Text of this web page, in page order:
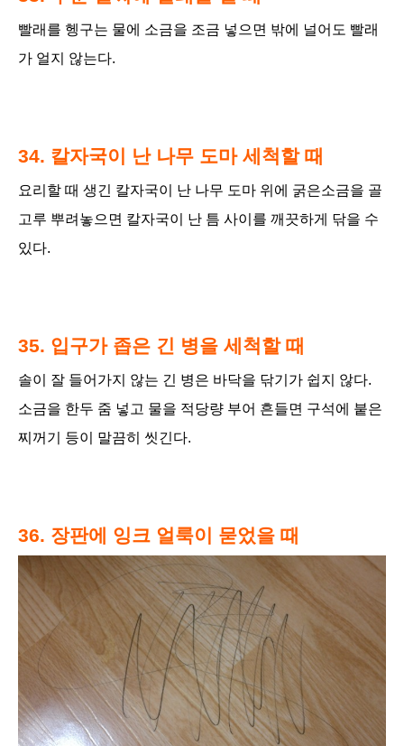
빨래를 헹구는 물에 소금을 조금 넣으면 밖에 널어도 빨래
가 얼지 않는다.
34. 칼자국이 난 나무 도마 세척할 때
요리할 때 생긴 칼자국이 난 나무 도마 위에 굵은소금을 골
고루 뿌려놓으면 칼자국이 난 틈 사이를 깨끗하게 닦을 수
있다.
35. 입구가 좁은 긴 병을 세척할 때
솔이 잘 들어가지 않는 긴 병은 바닥을 닦기가 쉽지 않다.
소금을 한두 줌 넣고 물을 적당량 부어 흔들면 구석에 붙은
찌꺼기 등이 말끔히 씻긴다.
36. 장판에 잉크 얼룩이 묻었을 때